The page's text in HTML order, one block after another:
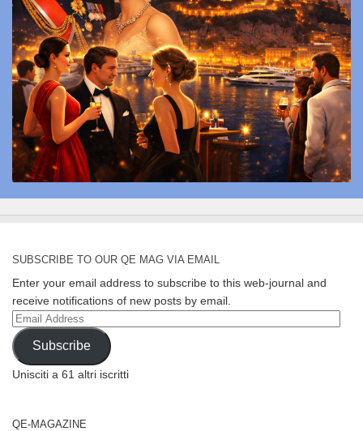
SUBSCRIBE TO OUR QE MAG VIA EMAIL
Enter your email address to subscribe to this web-journal and
receive notifications of new posts by email.
Email
Address
Subscribe
Unisciti a 61 altri iscritti
QE-MAGAZINE